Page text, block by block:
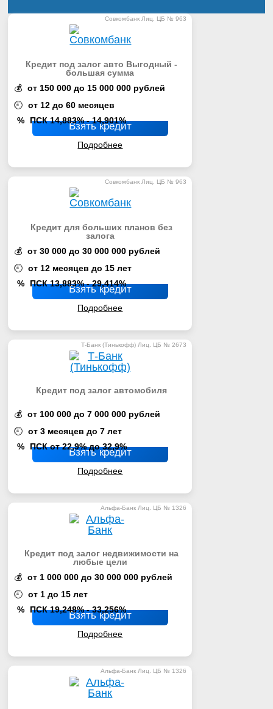
Совкомбанк Лиц. ЦБ № 963
Кредит под залог авто Выгодный -
большая сумма
💰 от 150 000 до 15 000 000 рублей
🕘 от 12 до 60 месяцев
%
ПСК 14,883% - 14,901%
Взять кредит
Подробнее
Совкомбанк Лиц. ЦБ № 963
Кредит для больших планов без
залога
💰 от 30 000 до 30 000 000 рублей
🕘 от 12 месяцев до 15 лет
%
ПСК 13,883% - 29,414%
Взять кредит
Подробнее
Т-Банк (Тинькофф) Лиц. ЦБ № 2673
Кредит под залог автомобиля
💰 от 100 000 до 7 000 000 рублей
🕘 от 3 месяцев до 7 лет
%
ПСК от 22,9% до 32,9%
Взять кредит
Подробнее
Альфа-Банк Лиц. ЦБ № 1326
Кредит под залог недвижимости на
любые цели
💰 от 1 000 000 до 30 000 000 рублей
🕘 от 1 до 15 лет
%
ПСК 19,248% - 33,256%
Взять кредит
Подробнее
Альфа-Банк Лиц. ЦБ № 1326